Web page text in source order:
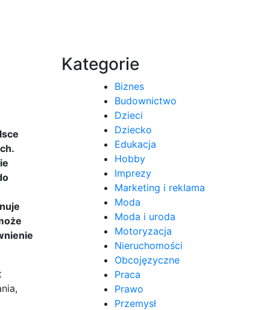
Kategorie
Biznes
Budownictwo
Dzieci
Dziecko
Edukacja
Hobby
Imprezy
Marketing i reklama
Moda
Moda i uroda
Motoryzacja
Nieruchomości
Obcojęzyczne
Praca
Prawo
Przemysł